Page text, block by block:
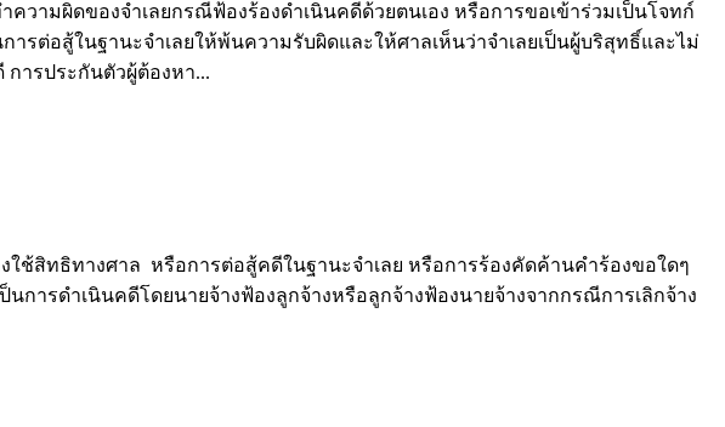
มผิดของจำเลยกรณีฟ้องร้องดำเนินคดีด้วยตนเอง หรือการขอเข้าร่วมเป็นโจทก์
ต่อสู้ในฐานะจำเลยให้พ้นความรับผิดและให้ศาลเห็นว่าจำเลยเป็นผู้บริสุทธิ์และไม่
ารประกันตัวผู้ต้องหา...
สิทธิทางศาล หรือการต่อสู้คดีในฐานะจำเลย หรือการร้องคัดค้านคำร้องขอใดๆ
ารดำเนินคดีโดยนายจ้างฟ้องลูกจ้างหรือลูกจ้างฟ้องนายจ้างจากกรณีการเลิกจ้าง